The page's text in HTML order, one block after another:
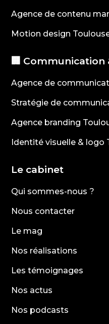
Agence de contenu
Motion design
🏢 Communication
Agence de
Stratégie de
Agence branding
Identité visuelle & logo
Le cabinet
Qui sommes-nous ?
Nous contacter
Le mag
Nos réalisations
Les témoignages
Nos actus
Nos podcasts